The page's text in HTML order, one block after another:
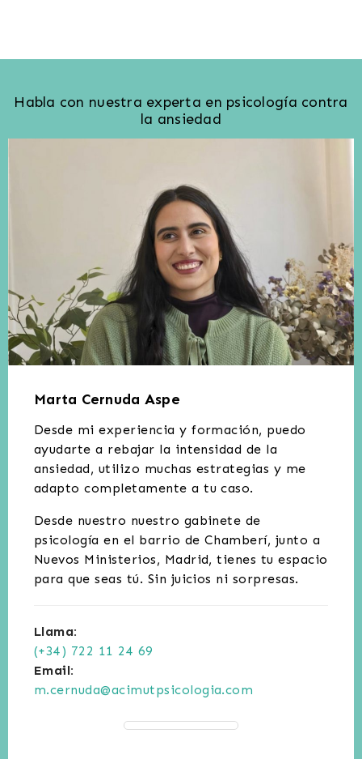
Habla con nuestra experta en psicología contra
la ansiedad
Marta Cernuda Aspe
Desde mi experiencia y formación, puedo
ayudarte a rebajar la intensidad de la
ansiedad, utilizo muchas estrategias y me
adapto completamente a tu caso.
Desde nuestro nuestro gabinete de
psicología en el barrio de Chamberí, junto a
Nuevos Ministerios, Madrid, tienes tu espacio
para que seas tú. Sin juicios ni sorpresas.
Llama:
(+34) 722 11 24 69
Email:
m.cernuda@acimutpsicologia.com